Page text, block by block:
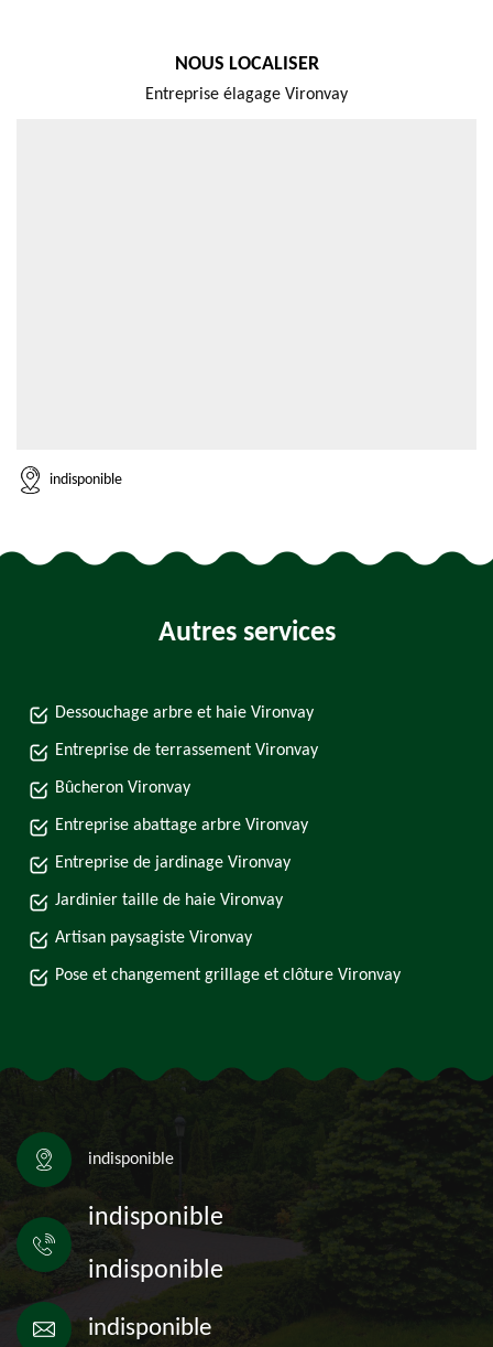
NOUS LOCALISER
Entreprise élagage Vironvay
indisponible
Autres services
Dessouchage arbre et haie Vironvay
Entreprise de terrassement Vironvay
Bûcheron Vironvay
Entreprise abattage arbre Vironvay
Entreprise de jardinage Vironvay
Jardinier taille de haie Vironvay
Artisan paysagiste Vironvay
Pose et changement grillage et clôture Vironvay
indisponible
indisponible
indisponible
indisponible